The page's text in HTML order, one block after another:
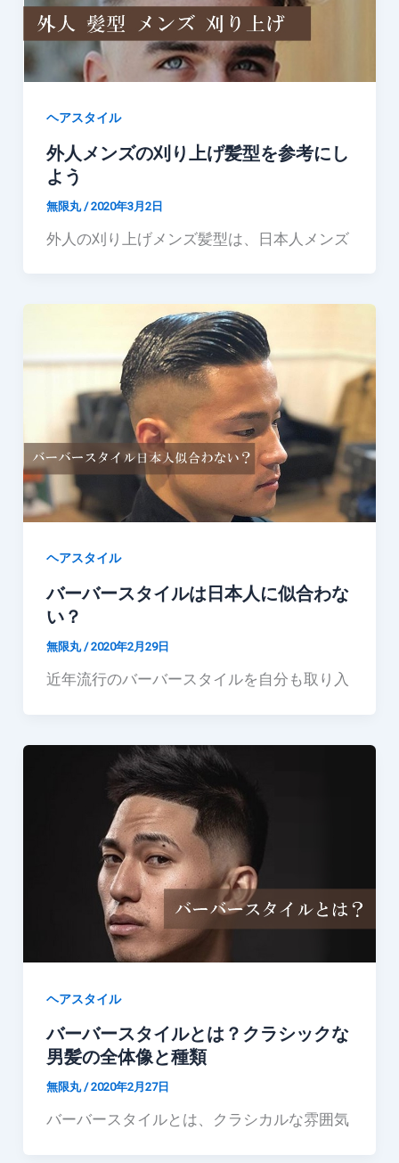
ヘアスタイル
外人メンズの刈り上げ髪型を参考にし
よう
無限丸 /2020年3月2日
外人の刈り上げメンズ髪型は、日本人メンズ
ヘアスタイル
バーバースタイルは日本人に似合わな
い？
無限丸/2020年2月29日
近年流行のバーバースタイルを自分も取り入
ヘアスタイル
バーバースタイルとは？クラシックな
男髪の全体像と種類
無限丸/2020年2月27日
バーバースタイルとは、クラシカルな雰囲気